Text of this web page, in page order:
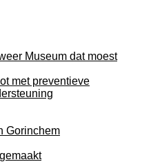
Museum dat moest
met preventieve
Gorinchem